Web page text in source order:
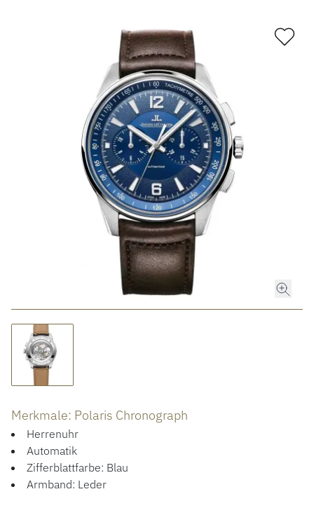
ROLEX CERTIFIED PRE-OWNED
HOCHZEIT
ACCESSOIRES
ÜBER UNS
Merkmale: Polaris Chronograph
Herrenuhr
Automatik
Zifferblattfarbe: Blau
Armband: Leder